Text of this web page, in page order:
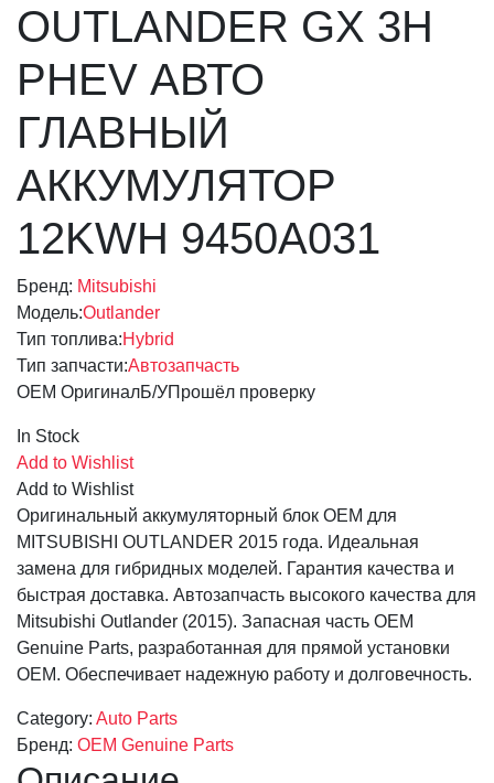
OUTLANDER GX 3H
PHEV АВТО
ГЛАВНЫЙ
АККУМУЛЯТОР
12KWH 9450A031
Бренд: Mitsubishi
Модель:Outlander
Тип топлива:Hybrid
Тип запчасти:Автозапчасть
OEM ОригиналБ/УПрошёл проверку
In Stock
Add to Wishlist
Add to Wishlist
Оригинальный аккумуляторный блок OEM для
MITSUBISHI OUTLANDER 2015 года. Идеальная
замена для гибридных моделей. Гарантия качества и
быстрая доставка. Автозапчасть высокого качества для
Mitsubishi Outlander (2015). Запасная часть OEM
Genuine Parts, разработанная для прямой установки
OEM. Обеспечивает надежную работу и долговечность.
Category: Auto Parts
Бренд: OEM Genuine Parts